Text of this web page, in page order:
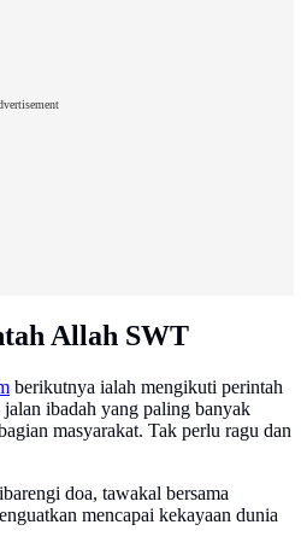
Allah SWT
berikutnya ialah mengikuti perintah
ibadah yang paling banyak
masyarakat. Tak perlu ragu dan
doa, tawakal bersama
mencapai kekayaan dunia